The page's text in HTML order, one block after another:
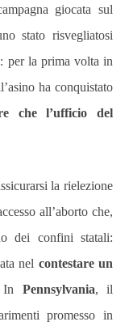
giocata sul
stato risvegliatosi
per la prima volta in
ha conquistato
che l’ufficio del
la rielezione
all’aborto che,
dei confini statali:
nel contestare un
Pennsylvania, il
promesso in